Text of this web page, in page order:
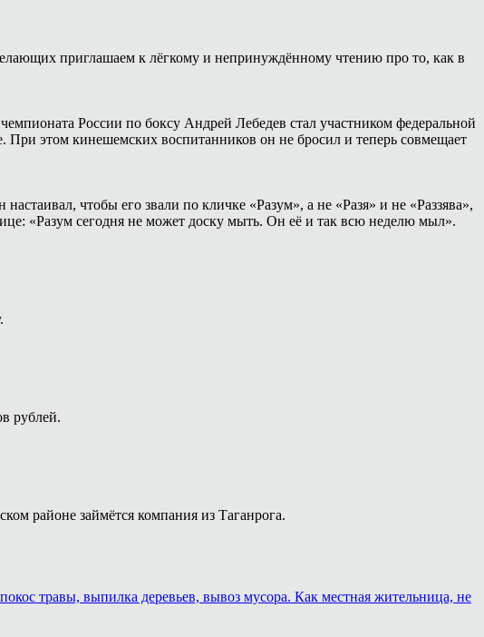
приглашаем к лёгкому и непринуждённому чтению про то, как в
России по боксу Андрей Лебедев стал участником федеральной
При этом кинешемских воспитанников он не бросил и теперь совмещает
чтобы его звали по кличке «Разум», а не «Разя» и не «Раззява»,
«Разум сегодня не может доску мыть. Он её и так всю неделю мыл».
рублей.
районе займётся компания из Таганрога.
травы, выпилка деревьев, вывоз мусора. Как местная жительница, не